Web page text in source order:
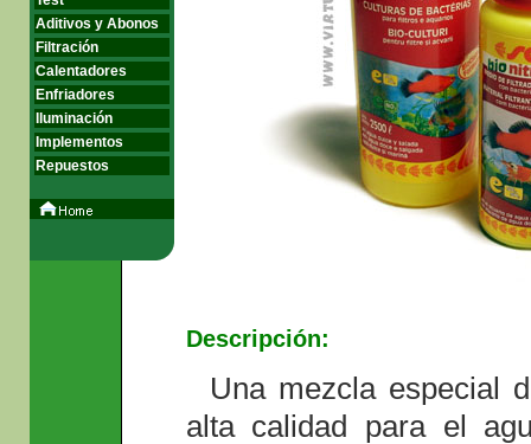
Aditivos y Abonos
Filtración
Calentadores
Enfriadores
Iluminación
Implementos
Repuestos
Descripción:
Una mezcla especial
alta calidad para el